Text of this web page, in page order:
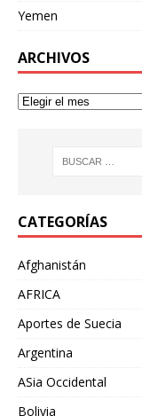
Yemen
ARCHIVOS
CATEGORÍAS
Afghanistán
AFRICA
Aportes de Suecia
Argentina
ASia Occidental
Bolivia